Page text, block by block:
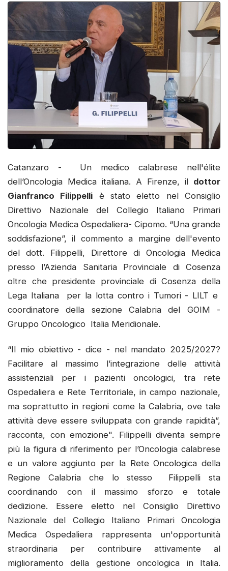
Catanzaro - Un medico calabrese nell'élite
dell’Oncologia Medica italiana. A Firenze, il dottor
Gianfranco Filippelli è stato eletto nel Consiglio
Direttivo Nazionale del Collegio Italiano Primari
Oncologia Medica Ospedaliera- Cipomo. “Una grande
soddisfazione”, il commento a margine dell'evento
del dott. Filippelli, Direttore di Oncologia Medica
presso l’Azienda Sanitaria Provinciale di Cosenza
oltre che presidente provinciale di Cosenza della
Lega Italiana per la lotta contro i Tumori - LILT e
coordinatore della sezione Calabria del GOIM -
Gruppo Oncologico Italia Meridionale.
“Il mio obiettivo - dice - nel mandato 2025/2027?
Facilitare al massimo l’integrazione delle attività
assistenziali per i pazienti oncologici, tra rete
Ospedaliera e Rete Territoriale, in campo nazionale,
ma soprattutto in regioni come la Calabria, ove tale
attività deve essere sviluppata con grande rapidità”,
racconta, con emozione". Filippelli diventa sempre
più la figura di riferimento per l’Oncologia calabrese
e un valore aggiunto per la Rete Oncologica della
Regione Calabria che lo stesso Filippelli sta
coordinando con il massimo sforzo e totale
dedizione. Essere eletto nel Consiglio Direttivo
Nazionale del Collegio Italiano Primari Oncologia
Medica Ospedaliera rappresenta un'opportunità
straordinaria per contribuire attivamente al
miglioramento della gestione oncologica in Italia.